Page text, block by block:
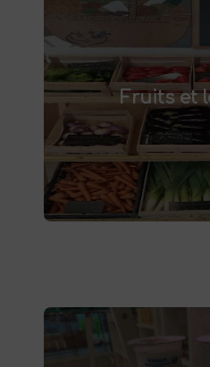
Fruits et
Fruits et
fruits et légumes frais
et savourez des
cultivés localement.
des produits sains
l'environnement.
livraison à